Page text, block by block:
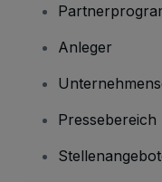
Anleger
Pressebereich